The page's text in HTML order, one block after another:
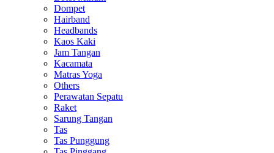
Dompet
Hairband
Headbands
Kaos Kaki
Jam Tangan
Kacamata
Matras Yoga
Others
Perawatan Sepatu
Raket
Sarung Tangan
Tas
Tas Punggung